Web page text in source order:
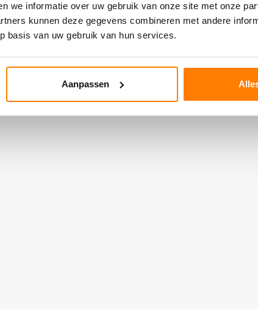
we informatie over uw gebruik van onze site met onze
kunnen deze gegevens combineren met andere
basis van uw gebruik van hun services.
Aanpassen